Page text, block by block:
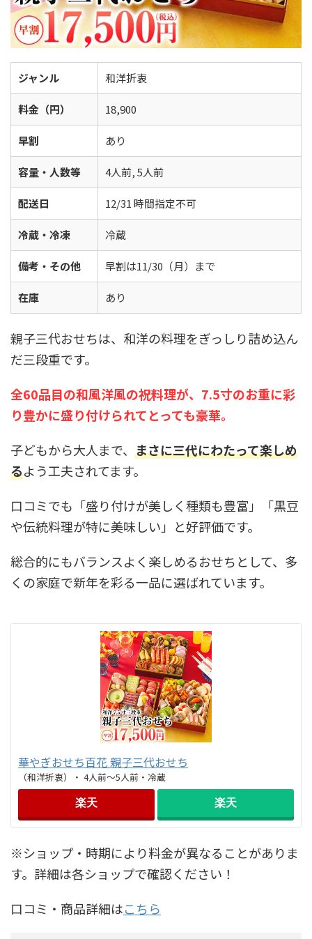
ジャンル 和洋折衷
料金（円） 18,900
早割 あり
容量・人数等 4人前, 5人前
配送日 12/31 時間指定不可
冷蔵・冷凍 冷蔵
備考・その他 早割は11/30（月）まで
在庫 あり
親子三代おせちは、和洋の料理をぎっしり詰め込ん
だ三段重です。
全60品目の和風洋風の祝料理が、7.5寸のお重に彩
り豊かに盛り付けられてとっても豪華。
子どもから大人まで、 まさに三代にわたって楽しめ
るよう工夫されてます。
口コミでも「盛り付けが美しく種類も豊富」「黒豆
や伝統料理が特に美味しい」と好評価です。
総合的にもバランスよく楽しめるおせちとして、多
くの家庭で新年を彩る一品に選ばれています。
華やぎおせち百花 親子三代おせち
（和洋折衷）・ 4人前～5人前・冷蔵
楽天 楽天
※ショップ・時期により料金が異なることがありま
す。詳細は各ショップで確認ください！
口コミ・商品詳細はこちら